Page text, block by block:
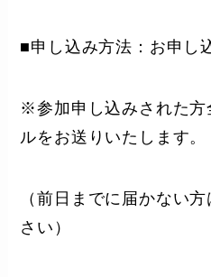
■申し込み方法：お申し
※参加申し込みされた方
ルをお送りいたします。
（前日までに届かない
さい）